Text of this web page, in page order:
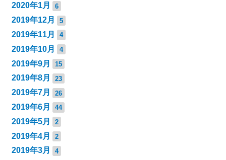
2020年1月 6
2019年12月 5
2019年11月 4
2019年10月 4
2019年9月 15
2019年8月 23
2019年7月 26
2019年6月 44
2019年5月 2
2019年4月 2
2019年3月 4